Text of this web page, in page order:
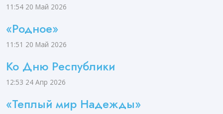
11:54 20 Май 2026
«Родное»
11:51 20 Май 2026
Ко Дню Республики
12:53 24 Апр 2026
«Теплый мир Надежды»